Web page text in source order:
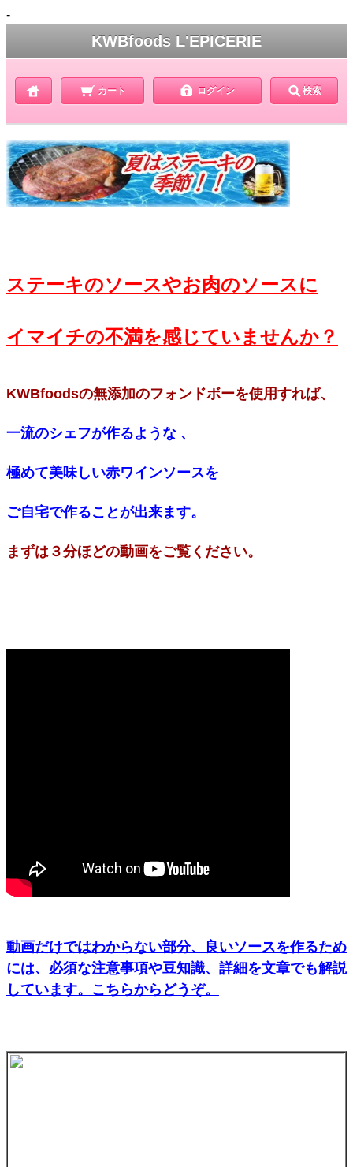
-
KWBfoods L'EPICERIE
カート ログイン 検索
ステーキのソースやお肉のソースに
イマイチの不満を感じていませんか？
KWBfoodsの無添加のフォンドボーを使用すれば、
一流のシェフが作るような 、
極めて美味しい赤ワインソースを
ご自宅で作ることが出来ます。
まずは３分ほどの動画をご覧ください。
動画だけではわからない部分、良いソースを作るため
には、必須な注意事項や豆知識、詳細を文章でも解説
しています。こちらからどうぞ。